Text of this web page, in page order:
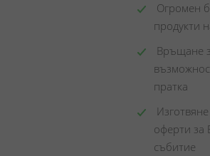
Огромен
продукти
Връщане
пратка
оферти за
събитие